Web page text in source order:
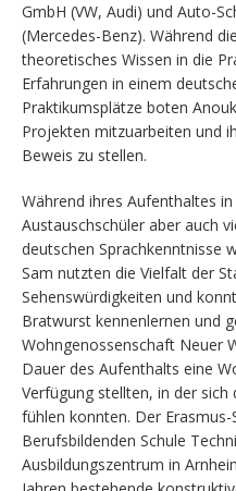
GmbH (VW, Audi) und Auto-
(Mercedes-Benz). Während
theoretisches Wissen in die
Erfahrungen in einem
Praktikumsplätze boten
Projekten mitzuarbeiten und
Beweis zu stellen.
Während ihres Aufenthaltes
Austauschschüler aber auch
deutschen Sprachkenntnisse
Sam nutzten die Vielfalt der
Sehenswürdigkeiten und
Bratwurst kennenlernen und
Wohngenossenschaft Neuer
Dauer des Aufenthalts eine
Verfügung stellten, in der sich
fühlen konnten. Der
Berufsbildenden Schule
Ausbildungszentrum in